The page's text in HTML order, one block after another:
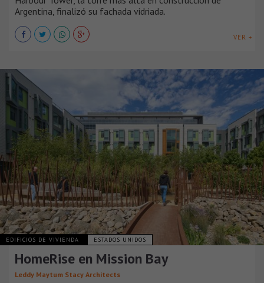
Argentina, finalizó su fachada vidriada.
VER +
EDIFICIOS DE VIVIENDA ESTADOS UNIDOS
HomeRise en Mission Bay
Leddy Maytum Stacy Architects